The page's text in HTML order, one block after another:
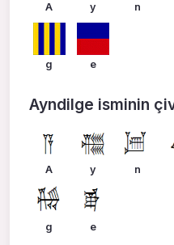
A y n
g e
Ayndilge isminin
A y n
g e